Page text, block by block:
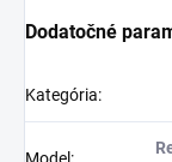
Dodatočné
Kategória: